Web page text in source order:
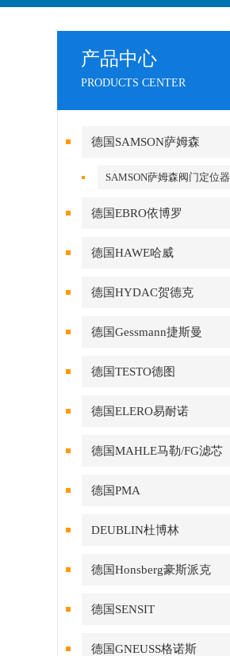
产品中心
PRODUCTS CENTER
德国SAMSON萨姆森
SAMSON萨姆森阀门定位器
德国EBRO依博罗
德国HAWE哈威
德国HYDAC贺德克
德国Gessmann捷斯曼
德国TESTO德图
德国ELERO易耐诺
德国MAHLE马勒/FG滤芯
德国PMA
DEUBLIN杜博林
德国Honsberg豪斯派克
德国SENSIT
德国GNEUSS格诺斯